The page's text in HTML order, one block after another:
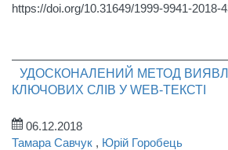
https://doi.org/10.31649/1999-9941-2018-
УДОСКОНАЛЕНИЙ МЕТОД
КЛЮЧОВИХ СЛІВ У WEB-ТЕКСТІ
06.12.2018
Тамара Савчук , Юрій Горобець